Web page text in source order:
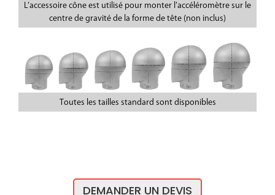
L’accessoire cône est utilisé pour monter l’accéléromètre sur le
centre de gravité de la forme de tête (non inclus)
Toutes les tailles standard sont disponibles
DEMANDER UN DEVIS